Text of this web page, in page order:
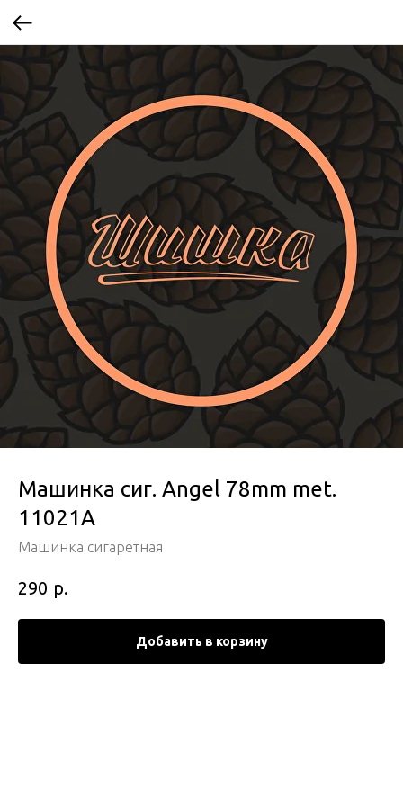
Машинка сиг. Angel 78mm met.
11021A
Машинка сигаретная
290 р.
Добавить в корзину